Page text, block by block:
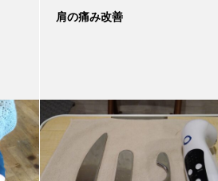
肩の痛み改善